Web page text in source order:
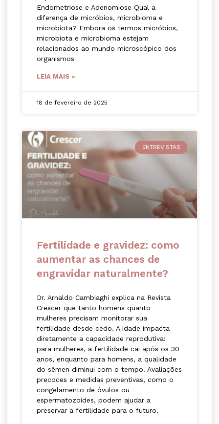
Endometriose e Adenomiose Qual a
diferença de micróbios, microbioma e
microbiota? Embora os termos micróbios,
microbiota e microbioma estejam
relacionados ao mundo microscópico dos
organismos
LEIA MAIS »
18 de fevereiro de 2025
ENTREVISTAS
Fertilidade e gravidez: como
aumentar as chances de
engravidar naturalmente?
Dr. Arnaldo Cambiaghi explica na Revista
Crescer que tanto homens quanto
mulheres precisam monitorar sua
fertilidade desde cedo. A idade impacta
diretamente a capacidade reprodutiva:
para mulheres, a fertilidade cai após os 30
anos, enquanto para homens, a qualidade
do sêmen diminui com o tempo. Avaliações
precoces e medidas preventivas, como o
congelamento de óvulos ou
espermatozoides, podem ajudar a
preservar a fertilidade para o futuro.